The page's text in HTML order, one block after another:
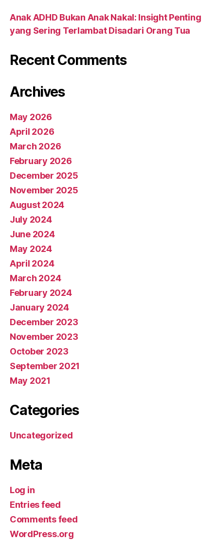
Anak ADHD Bukan Anak Nakal: Insight Penting
yang Sering Terlambat Disadari Orang Tua
Recent Comments
Archives
May 2026
April 2026
March 2026
February 2026
December 2025
November 2025
August 2024
July 2024
June 2024
May 2024
April 2024
March 2024
February 2024
January 2024
December 2023
November 2023
October 2023
September 2021
May 2021
Categories
Uncategorized
Meta
Log in
Entries feed
Comments feed
WordPress.org